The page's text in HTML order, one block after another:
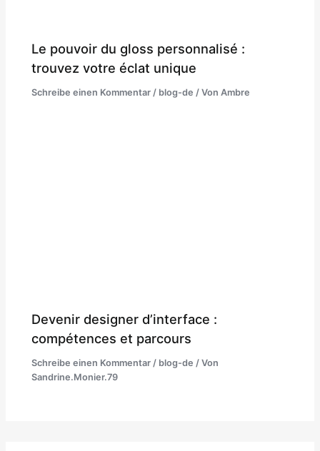
Le pouvoir du gloss personnalisé :
trouvez votre éclat unique
Schreibe einen Kommentar / blog-de / VonAmbre
Devenir designer d’interface :
compétences et parcours
Schreibe einen Kommentar / blog-de / Von
Sandrine.Monier.79